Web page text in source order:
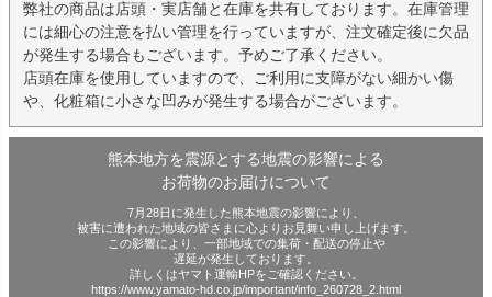
弊社の商品は店頭・実店舗と在庫を共有しております。在庫管理
には細心の注意を払い管理を行っていますが、注文確定後に欠品
が発生する場合もございます。予めご了承ください。
店頭在庫を使用していますので、ご利用に支障がない細かい傷
や、化粧箱に小さな凹みが発生する場合がございます。
熊本地方を震源とする地震の影響による
お荷物のお届けについて
7月28日に発生した熊本地震の影響により、
被害に遭われた地域の皆さまに心よりお見舞い申し上げます。
この影響により、一部地域での集荷・配送の停止や
遅延が発生しております。
詳しくはヤマト運輸HPをご確認ください。
https://www.yamato-hd.co.jp/important/info_260728_2.html